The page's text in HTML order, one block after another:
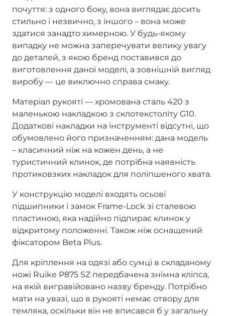
почуття: з одного боку, вона виглядає досить
стильно і незвично, з іншого – вона може
здатися занадто химерною. У будь-якому
випадку не можна заперечувати велику увагу
до деталей, з якою бренд поставився до
виготовлення даної моделі, а зовнішній вигляд
виробу — це виключно справа смаку.
Матеріал рукояті — хромована сталь 420 з
маленькою накладкою з склотекстоліту G10.
Додаткові накладки на інструменті відсутні, що
обумовлено його призначенням: дана модель
– класичний ніж на кожен день, а не
туристичний клинок, де потрібна наявність
протиковзких накладок для поліпшеного хвата.
У конструкцію моделі входять осьові
підшипники і замок Frame-Lock зі сталевою
пластиною, яка надійно підпирає клинок у
відкритому положенні. Також ніж оснащений
фіксатором Beta Plus.
Для кріплення на одязі або сумці в складаному
ножі Ruike P875 SZ передбачена знімна кліпса,
на якій вигравійовано назву бренду. Потрібно
мати на увазі, що в рукояті немає отвору для
темляка, оскільки він не вписався б у загальну